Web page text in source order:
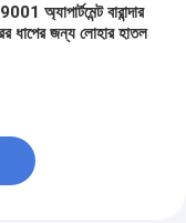
অ্যাপার্টমেন্ট বারান্দার
ধাপের জন্য লোহার হাতল